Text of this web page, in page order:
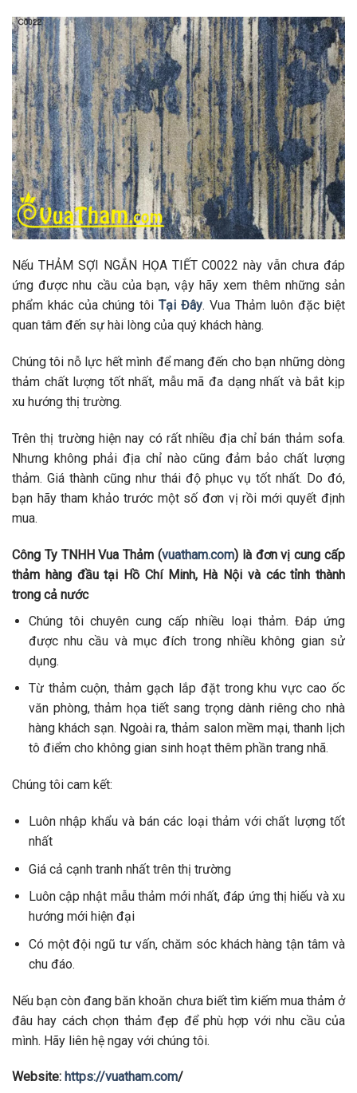
Nếu THẢM SỢI NGẮN HỌA TIẾT C0022 này vẫn chưa đáp
ứng được nhu cầu của bạn, vậy hãy xem thêm những sản
phẩm khác của chúng tôiTại Đây. Vua Thảm luôn đặc biệt
quan tâm đến sự hài lòng của quý khách hàng.
Chúng tôi nỗ lực hết mình để mang đến cho bạn những dòng
thảm chất lượng tốt nhất, mẫu mã đa dạng nhất và bắt kịp
xu hướng thị trường.
Trên thị trường hiện nay có rất nhiều địa chỉ bán thảm sofa.
Nhưng không phải địa chỉ nào cũng đảm bảo chất lượng
thảm. Giá thành cũng như thái độ phục vụ tốt nhất. Do đó,
bạn hãy tham khảo trước một số đơn vị rồi mới quyết định
mua.
Công Ty TNHH Vua Thảm (vuatham.com) là đơn vị cung cấp
thảm hàng đầu tại Hồ Chí Minh, Hà Nội và các tỉnh thành
trong cả nước
Chúng tôi chuyên cung cấp nhiều loại thảm. Đáp ứng
được nhu cầu và mục đích trong nhiều không gian sử
dụng.
Từ thảm cuộn, thảm gạch lắp đặt trong khu vực cao ốc
văn phòng, thảm họa tiết sang trọng dành riêng cho nhà
hàng khách sạn. Ngoài ra, thảm salon mềm mại, thanh lịch
tô điểm cho không gian sinh hoạt thêm phần trang nhã.
Chúng tôi cam kết:
Luôn nhập khẩu và bán các loại thảm với chất lượng tốt
nhất
Giá cả cạnh tranh nhất trên thị trường
Luôn cập nhật mẫu thảm mới nhất, đáp ứng thị hiếu và xu
hướng mới hiện đại
Có một đội ngũ tư vấn, chăm sóc khách hàng tận tâm và
chu đáo.
Nếu bạn còn đang băn khoăn chưa biết tìm kiếm mua thảm ở
đâu hay cách chọn thảm đẹp để phù hợp với nhu cầu của
mình. Hãy liên hệ ngay với chúng tôi.
Website: https://vuatham.com/